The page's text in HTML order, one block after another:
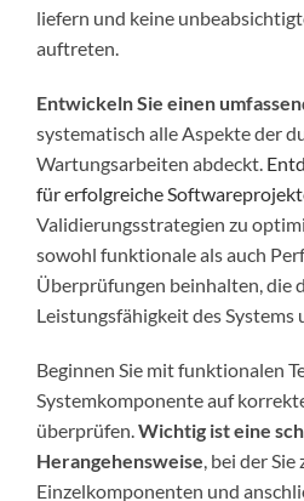
liefern und keine
auftreten.
Entwickeln Sie einen
systematisch alle Aspekte der
Wartungsarbeiten abdeckt.
für erfolgreiche
Validierungsstrategien zu
sowohl funktionale als auch
Überprüfungen beinhalten, die
Leistungsfähigkeit des Systems
Beginnen Sie mit funktionalen
Systemkomponente auf
überprüfen. Wichtig ist eine
Herangehensweise , bei der
Einzelkomponenten und